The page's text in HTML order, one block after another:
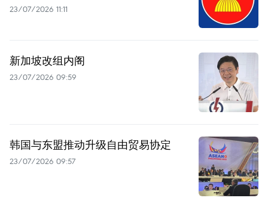
23/07/2026 11:11
新加坡改组内阁
23/07/2026 09:59
韩国与东盟推动升级自由贸易协定
23/07/2026 09:57